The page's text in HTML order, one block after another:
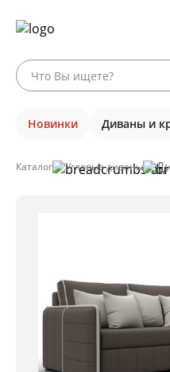
Новинки Диваны и
Каталог Угловые диваны